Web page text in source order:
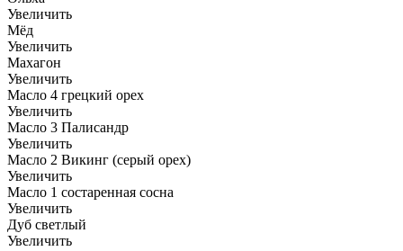
Увеличить
Мёд
Увеличить
Махагон
Увеличить
Масло 4 грецкий орех
Увеличить
Масло 3 Палисандр
Увеличить
Масло 2 Викинг (серый орех)
Увеличить
Масло 1 состаренная сосна
Увеличить
Дуб светлый
Увеличить